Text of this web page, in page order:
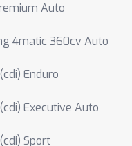
Auto
4matic 360cv Auto
Enduro
Executive Auto
Sport